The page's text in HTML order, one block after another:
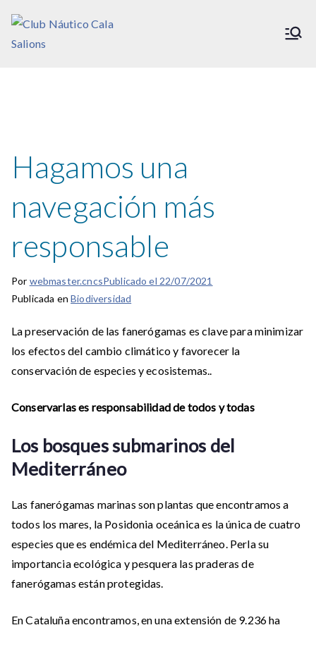
contenido
Hagamos una
navegación más
responsable
Por webmaster.cncsPublicado el 22/07/2021
Publicada enBiodiversidad
La preservación de las fanerógamas es clave para minimizar
los efectos del cambio climático y favorecer la
conservación de especies y ecosistemas..
Conservarlas es responsabilidad de todos y todas
Los bosques submarinos del
Mediterráneo
Las fanerógamas marinas son plantas que encontramos a
todos los mares, la Posidonia oceánica es la única de cuatro
especies que es endémica del Mediterráneo. Perla su
importancia ecológica y pesquera las praderas de
fanerógamas están protegidas.
En Cataluña encontramos, en una extensión de 9.236 ha